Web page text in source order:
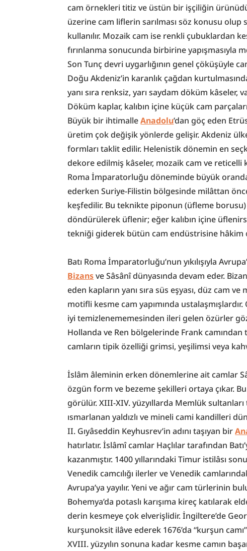
cam örnekleri titiz ve üstün bir işçiliğin
üzerine cam liflerin sarılması söz konusu olup
kullanılır. Mozaik cam ise renkli çubuklardan
fırınlanma sonucunda birbirine yapışmasıyla
Son Tunç devri uygarlığının genel çöküşüyle
Doğu Akdeniz’in karanlık çağdan
yanı sıra renksiz, yarı saydam döküm
Döküm kaplar, kalıbın içine küçük cam
Büyük bir ihtimalle Anadolu’dan göç eden
üretim çok değişik yönlerde gelişir. Akdeniz
formları taklit edilir. Helenistik dönemin en
dekore edilmiş kâseler, mozaik cam ve reticelli
Roma İmparatorluğu döneminde büyük
ederken Suriye-Filistin bölgesinde milâttan
keşfedilir. Bu teknikte piponun (üfleme borusu)
döndürülerek üflenir; eğer kalıbın içine
tekniği giderek bütün cam endüstrisine hâkim
Bizans ve Sâsânî dünyasında devam eder.
eden kapların yanı sıra süs eşyası, düz cam
motifli kesme cam yapımında
iyi temizlenememesinden ileri gelen özürler
Hollanda ve Ren bölgelerinde Frank camından
camların tipik özelliği grimsi, yeşilimsi veya
İslâm âleminin erken dönemlerine ait camlar
özgün form ve bezeme şekilleri ortaya çıkar.
görülür. XIII-XIV. yüzyıllarda Memlük sultanları
ısmarlanan yaldızlı ve mineli cami kandilleri
II. Gıyâseddin Keyhusrev’in adını taşıyan bir
hatırlatır. İslâmî camlar Haçlılar tarafından
kazanmıştır. 1400 yıllarındaki Timur istilâsı
Venedik camcılığı ilerler ve Venedik
Avrupa’ya yayılır. Yeni ve ağır cam türlerinin
Bohemya’da potaslı karışıma kireç katılarak
derin kesmeye çok elverişlidir. İngiltere’de
kurşunoksit ilâve ederek 1676’da “kurşun
XVIII. yüzyılın sonuna kadar kesme camın